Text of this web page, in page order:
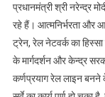
प्रधानमंत्री श्री नरेन्द्र
रहे हैं। आत्मनिर्भरता और
ट्रेन, रेल नेटवर्क का हिस्सा
के मार्गदर्शन और केन्द्र
कर्णप्रयाग रेल लाइन बनने